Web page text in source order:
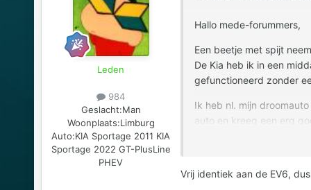
Leden
984
Geslacht:Man
Woonplaats:Limburg
Auto:KIA Sportage 2011 KIA
Sportage 2022 GT-PlusLine
PHEV
Hallo mede-forummers,
Een beetje met spijt
De Kia heb ik in een
gefunctioneerd zonder
Ik heb nl. mijn
auto en kreeg een erg
Ik blijf dus een beetje in
Dank voor alle nuttige
Vrij identiek aan de EV6,